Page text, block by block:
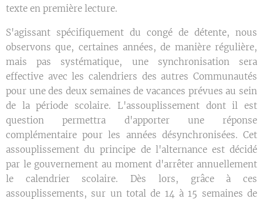
texte en première lecture.
S'agissant spécifiquement du congé de détente, nous
observons que, certaines années, de manière régulière,
mais pas systématique, une synchronisation sera
effective avec les calendriers des autres Communautés
pour une des deux semaines de vacances prévues au sein
de la période scolaire. L'assouplissement dont il est
question permettra d'apporter une réponse
complémentaire pour les années désynchronisées. Cet
assouplissement du principe de l'alternance est décidé
par le gouvernement au moment d'arrêter annuellement
le calendrier scolaire. Dès lors, grâce à ces
assouplissements, sur un total de 14 à 15 semaines de